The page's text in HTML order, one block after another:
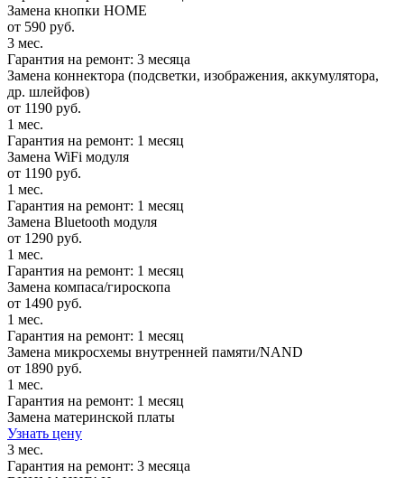
Замена кнопки HOME
от 590 руб.
3 мес.
Гарантия на ремонт: 3 месяца
Замена коннектора (подсветки, изображения, аккумулятора,
др. шлейфов)
от 1190 руб.
1 мес.
Гарантия на ремонт: 1 месяц
Замена WiFi модуля
от 1190 руб.
1 мес.
Гарантия на ремонт: 1 месяц
Замена Bluetooth модуля
от 1290 руб.
1 мес.
Гарантия на ремонт: 1 месяц
Замена компаса/гироскопа
от 1490 руб.
1 мес.
Гарантия на ремонт: 1 месяц
Замена микросхемы внутренней памяти/NAND
от 1890 руб.
1 мес.
Гарантия на ремонт: 1 месяц
Замена материнской платы
Узнать цену
3 мес.
Гарантия на ремонт: 3 месяца